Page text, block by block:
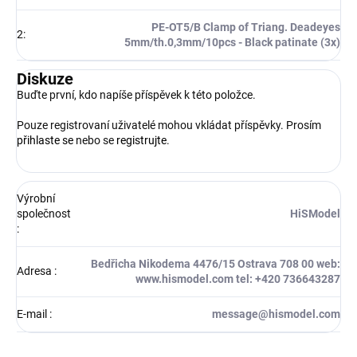
2:
PE-OT5/B Clamp of Triang. Deadeyes
5mm/th.0,3mm/10pcs - Black patinate (3x)
Diskuze
Buďte první, kdo napíše příspěvek k této položce.
Pouze registrovaní uživatelé mohou vkládat příspěvky. Prosím
přihlaste se nebo se registrujte.
Výrobní
společnost
:
HiSModel
Adresa :
Bedřicha Nikodema 4476/15 Ostrava 708 00 web:
www.hismodel.com tel: +420 736643287
E-mail : message@hismodel.com